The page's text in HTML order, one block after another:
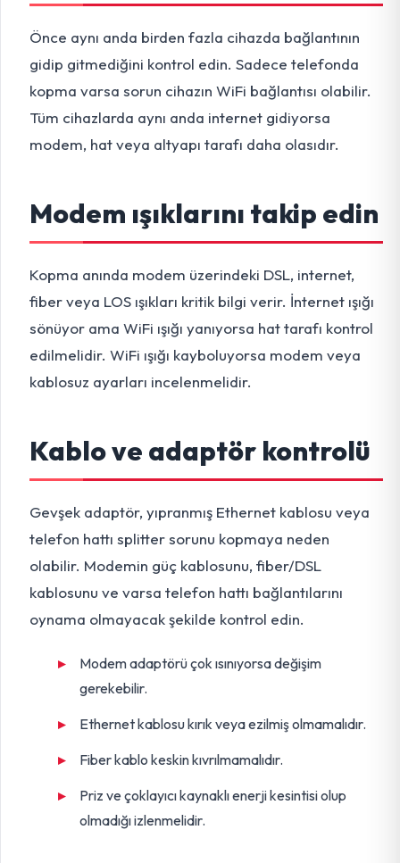
Önce aynı anda birden fazla cihazda bağlantının
gidip gitmediğini kontrol edin. Sadece telefonda
kopma varsa sorun cihazın WiFi bağlantısı olabilir.
Tüm cihazlarda aynı anda internet gidiyorsa
modem, hat veya altyapı tarafı daha olasıdır.
Modem ışıklarını takip edin
Kopma anında modem üzerindeki DSL, internet,
fiber veya LOS ışıkları kritik bilgi verir. İnternet ışığı
sönüyor ama WiFi ışığı yanıyorsa hat tarafı kontrol
edilmelidir. WiFi ışığı kayboluyorsa modem veya
kablosuz ayarları incelenmelidir.
Kablo ve adaptör kontrolü
Gevşek adaptör, yıpranmış Ethernet kablosu veya
telefon hattı splitter sorunu kopmaya neden
olabilir. Modemin güç kablosunu, fiber/DSL
kablosunu ve varsa telefon hattı bağlantılarını
oynama olmayacak şekilde kontrol edin.
Modem adaptörü çok ısınıyorsa değişim
gerekebilir.
Ethernet kablosu kırık veya ezilmiş olmamalıdır.
Fiber kablo keskin kıvrılmamalıdır.
Priz ve çoklayıcı kaynaklı enerji kesintisi olup
olmadığı izlenmelidir.